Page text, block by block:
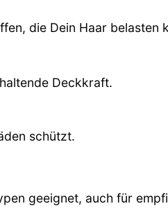
die Dein Haar belasten
Deckkraft.
schützt.
geeignet, auch für